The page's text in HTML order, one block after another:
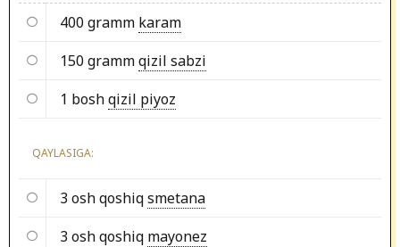
400 gramm karam
150 grammqizil sabzi
1 boshqizil piyoz
QAYLASIGA:
3 osh qoshiqsmetana
3 osh qoshiq mayonez